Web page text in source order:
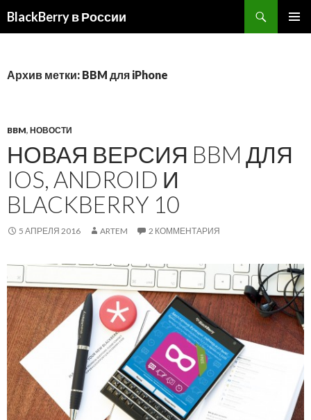
BlackBerry в России
Архив метки: BBM для iPhone
BBM, НОВОСТИ
НОВАЯ ВЕРСИЯ BBM ДЛЯ
IOS, ANDROID И
BLACKBERRY 10
5 АПРЕЛЯ 2016 ARTEM 2 КОММЕНТАРИЯ